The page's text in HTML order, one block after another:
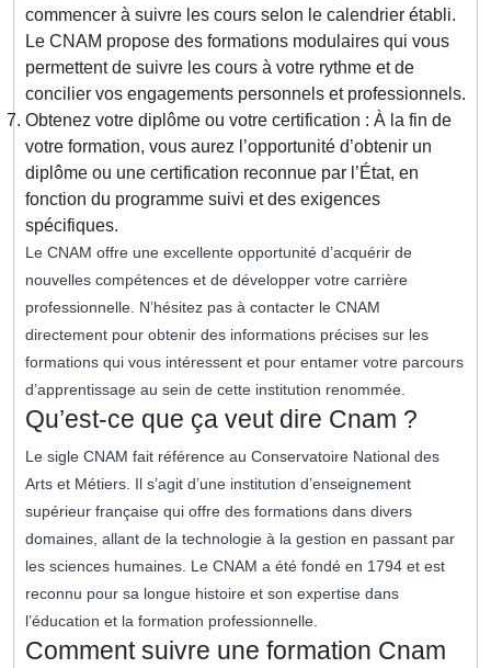
commencer à suivre les cours selon le calendrier établi.
Le CNAM propose des formations modulaires qui vous
permettent de suivre les cours à votre rythme et de
concilier vos engagements personnels et professionnels.
Obtenez votre diplôme ou votre certification : À la fin de
votre formation, vous aurez l’opportunité d’obtenir un
diplôme ou une certification reconnue par l’État, en
fonction du programme suivi et des exigences
spécifiques.
Le CNAM offre une excellente opportunité d’acquérir de
nouvelles compétences et de développer votre carrière
professionnelle. N’hésitez pas à contacter le CNAM
directement pour obtenir des informations précises sur les
formations qui vous intéressent et pour entamer votre parcours
d’apprentissage au sein de cette institution renommée.
Qu’est-ce que ça veut dire Cnam ?
Le sigle CNAM fait référence au Conservatoire National des
Arts et Métiers. Il s’agit d’une institution d’enseignement
supérieur française qui offre des formations dans divers
domaines, allant de la technologie à la gestion en passant par
les sciences humaines. Le CNAM a été fondé en 1794 et est
reconnu pour sa longue histoire et son expertise dans
l’éducation et la formation professionnelle.
Comment suivre une formation Cnam